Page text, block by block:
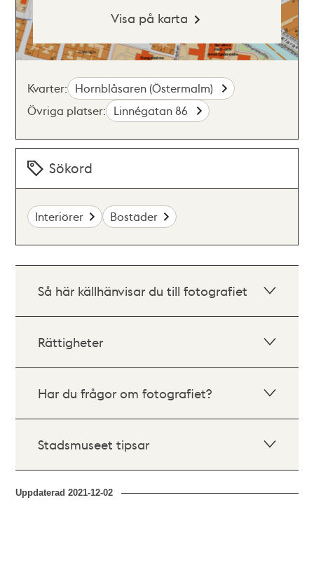
Visa på karta
Kvarter: Hornblåsaren (Östermalm)
Övriga platser: Linnégatan 86
Sökord
Interiörer Bostäder
Så här källhänvisar du till fotografiet
Rättigheter
Har du frågor om fotografiet?
Stadsmuseet tipsar
Uppdaterad2021-12-02